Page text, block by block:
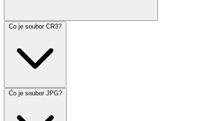
Co je soubor CR3?
Co je soubor JPG?